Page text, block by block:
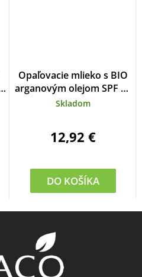
Opaľovacie mlieko s BIO
arganovým olejom SPF 50
SUN 200 ml
Skladom
12,92 €
DO KOŠÍKA